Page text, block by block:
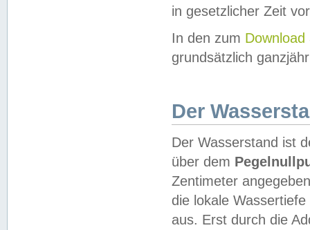
in gesetzlicher Zeit
In den zum Download
grundsätzlich
Der
Der Wasserstand ist
über dem
Zentimeter
die lokale
aus. Erst durch die